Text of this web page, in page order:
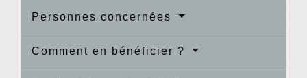
Personnes concernées
Comment en bénéficier ?